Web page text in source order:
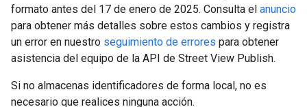
formato antes del 17 de enero de 2025. Consulta el anuncio
para obtener más detalles sobre estos cambios y registra
un error en nuestro seguimiento de errores para obtener
asistencia del equipo de la API de Street View Publish.
Si no almacenas identificadores de forma local, no es
necesario que realices ninguna acción.